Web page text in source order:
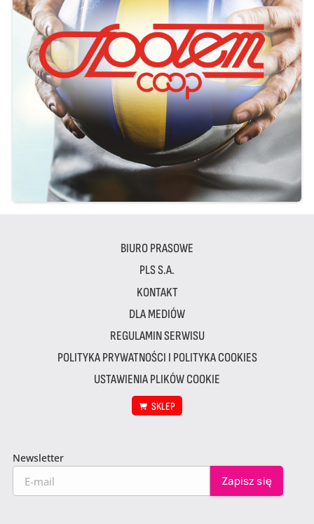
BIURO PRASOWE
PLS S.A.
KONTAKT
DLA MEDIÓW
REGULAMIN SERWISU
POLITYKA PRYWATNOŚCI I POLITYKA COOKIES
USTAWIENIA PLIKÓW COOKIE
SKLEP
Newsletter